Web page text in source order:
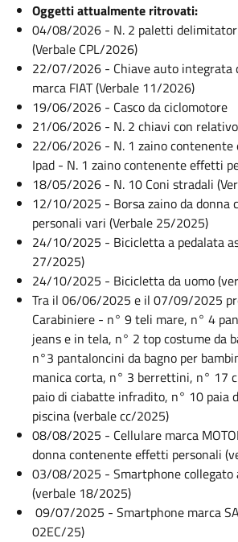
Oggetti attualmente ritrovati:
04/08/2026 - N. 2 paletti
(Verbale CPL/2026)
22/07/2026 - Chiave auto integrata
marca FIAT (Verbale 11/2026)
19/06/2026 - Casco da ciclomotore
21/06/2026 - N. 2 chiavi con
22/06/2026 - N. 1 zaino contenente
Ipad - N. 1 zaino contenente effetti
18/05/2026 - N. 10 Coni stradali
12/10/2025 - Borsa zaino da donna
personali vari (Verbale 25/2025)
24/10/2025 - Bicicletta a pedalata
27/2025)
24/10/2025 - Bicicletta da uomo
Tra il 06/06/2025 e il 07/09/2025
Carabiniere - n° 9 teli mare, n° 4
jeans e in tela, n° 2 top costume da
n°3 pantaloncini da bagno per
manica corta, n° 3 berrettini, n° 17
paio di ciabatte infradito, n° 10 paia
piscina (verbale cc/2025)
08/08/2025 - Cellulare marca
donna contenente effetti personali
03/08/2025 - Smartphone collegato
(verbale 18/2025)
09/07/2025 - Smartphone marca
02EC/25)